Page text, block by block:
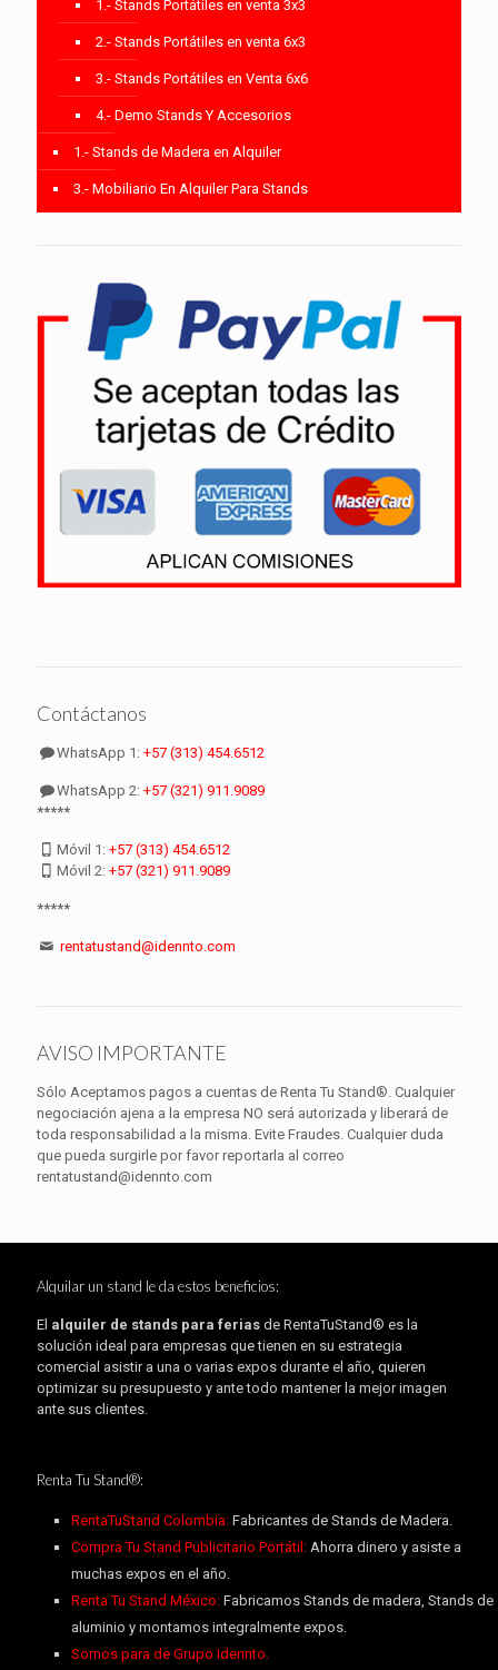
1.- Stands Portátiles en venta 3x3
2.- Stands Portátiles en venta 6x3
3.- Stands Portátiles en Venta 6x6
4.- Demo Stands Y Accesorios
1.- Stands de Madera en Alquiler
3.- Mobiliario En Alquiler Para Stands
Contáctanos
WhatsApp 1:+57 (313) 454.6512
WhatsApp 2:+57 (321) 911.9089
*****
Móvil 1:+57 (313) 454.6512
Móvil 2:+57 (321) 911.9089
*****
rentatustand@idennto.com
AVISO IMPORTANTE
Sólo Aceptamos pagos a cuentas de Renta Tu Stand®. Cualquier
negociación ajena a la empresa NO será autorizada y liberará de
toda responsabilidad a la misma. Evite Fraudes. Cualquier duda
que pueda surgirle por favor reportarla al correo
rentatustand@idennto.com
Alquilar un stand le da estos beneficios:
El alquiler de stands para ferias de RentaTuStand® es la
solución ideal para empresas que tienen en su estrategia
comercial asistir a una o varias expos durante el año, quieren
optimizar su presupuesto y ante todo mantener la mejor imagen
ante sus clientes.
Renta Tu Stand®:
RentaTuStand Colombia: Fabricantes de Stands de Madera.
Compra Tu Stand Publicitario Portátil:Ahorra dinero y asiste a
muchas expos en el año.
Renta Tu Stand México:Fabricamos Stands de madera, Stands de
aluminio y montamos integralmente expos.
Somos para de Grupo Idennto.